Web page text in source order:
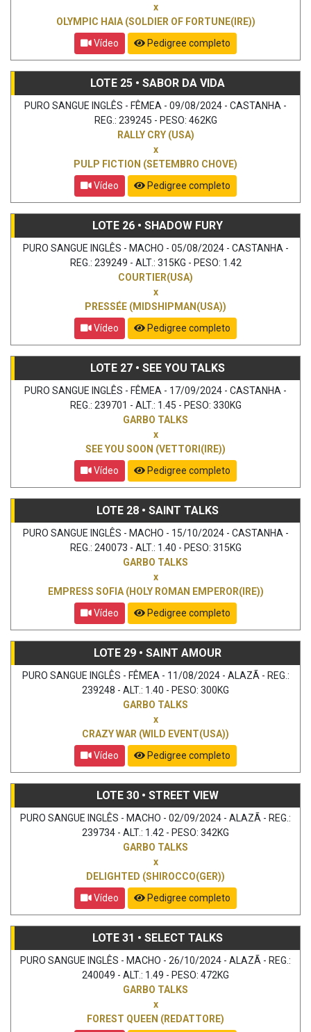
x
OLYMPIC HAIA (SOLDIER OF FORTUNE(IRE))
Vídeo
Pedigree completo
LOTE 25 • SABOR DA VIDA
PURO SANGUE INGLÊS - FÊMEA - 09/08/2024 - CASTANHA -
REG.: 239245 - PESO: 462KG
RALLY CRY (USA)
x
PULP FICTION (SETEMBRO CHOVE)
Vídeo
Pedigree completo
LOTE 26 • SHADOW FURY
PURO SANGUE INGLÊS - MACHO - 05/08/2024 - CASTANHA -
REG.: 239249 - ALT.: 315KG - PESO: 1.42
COURTIER(USA)
x
PRESSÉE (MIDSHIPMAN(USA))
Vídeo
Pedigree completo
LOTE 27 • SEE YOU TALKS
PURO SANGUE INGLÊS - FÊMEA - 17/09/2024 - CASTANHA -
REG.: 239701 - ALT.: 1.45 - PESO: 330KG
GARBO TALKS
x
SEE YOU SOON (VETTORI(IRE))
Vídeo
Pedigree completo
LOTE 28 • SAINT TALKS
PURO SANGUE INGLÊS - MACHO - 15/10/2024 - CASTANHA -
REG.: 240073 - ALT.: 1.40 - PESO: 315KG
GARBO TALKS
x
EMPRESS SOFIA (HOLY ROMAN EMPEROR(IRE))
Vídeo
Pedigree completo
LOTE 29 • SAINT AMOUR
PURO SANGUE INGLÊS - FÊMEA - 11/08/2024 - ALAZÃ - REG.:
239248 - ALT.: 1.40 - PESO: 300KG
GARBO TALKS
x
CRAZY WAR (WILD EVENT(USA))
Vídeo
Pedigree completo
LOTE 30 • STREET VIEW
PURO SANGUE INGLÊS - MACHO - 02/09/2024 - ALAZÃ - REG.:
239734 - ALT.: 1.42 - PESO: 342KG
GARBO TALKS
x
DELIGHTED (SHIROCCO(GER))
Vídeo
Pedigree completo
LOTE 31 • SELECT TALKS
PURO SANGUE INGLÊS - MACHO - 26/10/2024 - ALAZÃ - REG.:
240049 - ALT.: 1.49 - PESO: 472KG
GARBO TALKS
x
FOREST QUEEN (REDATTORE)